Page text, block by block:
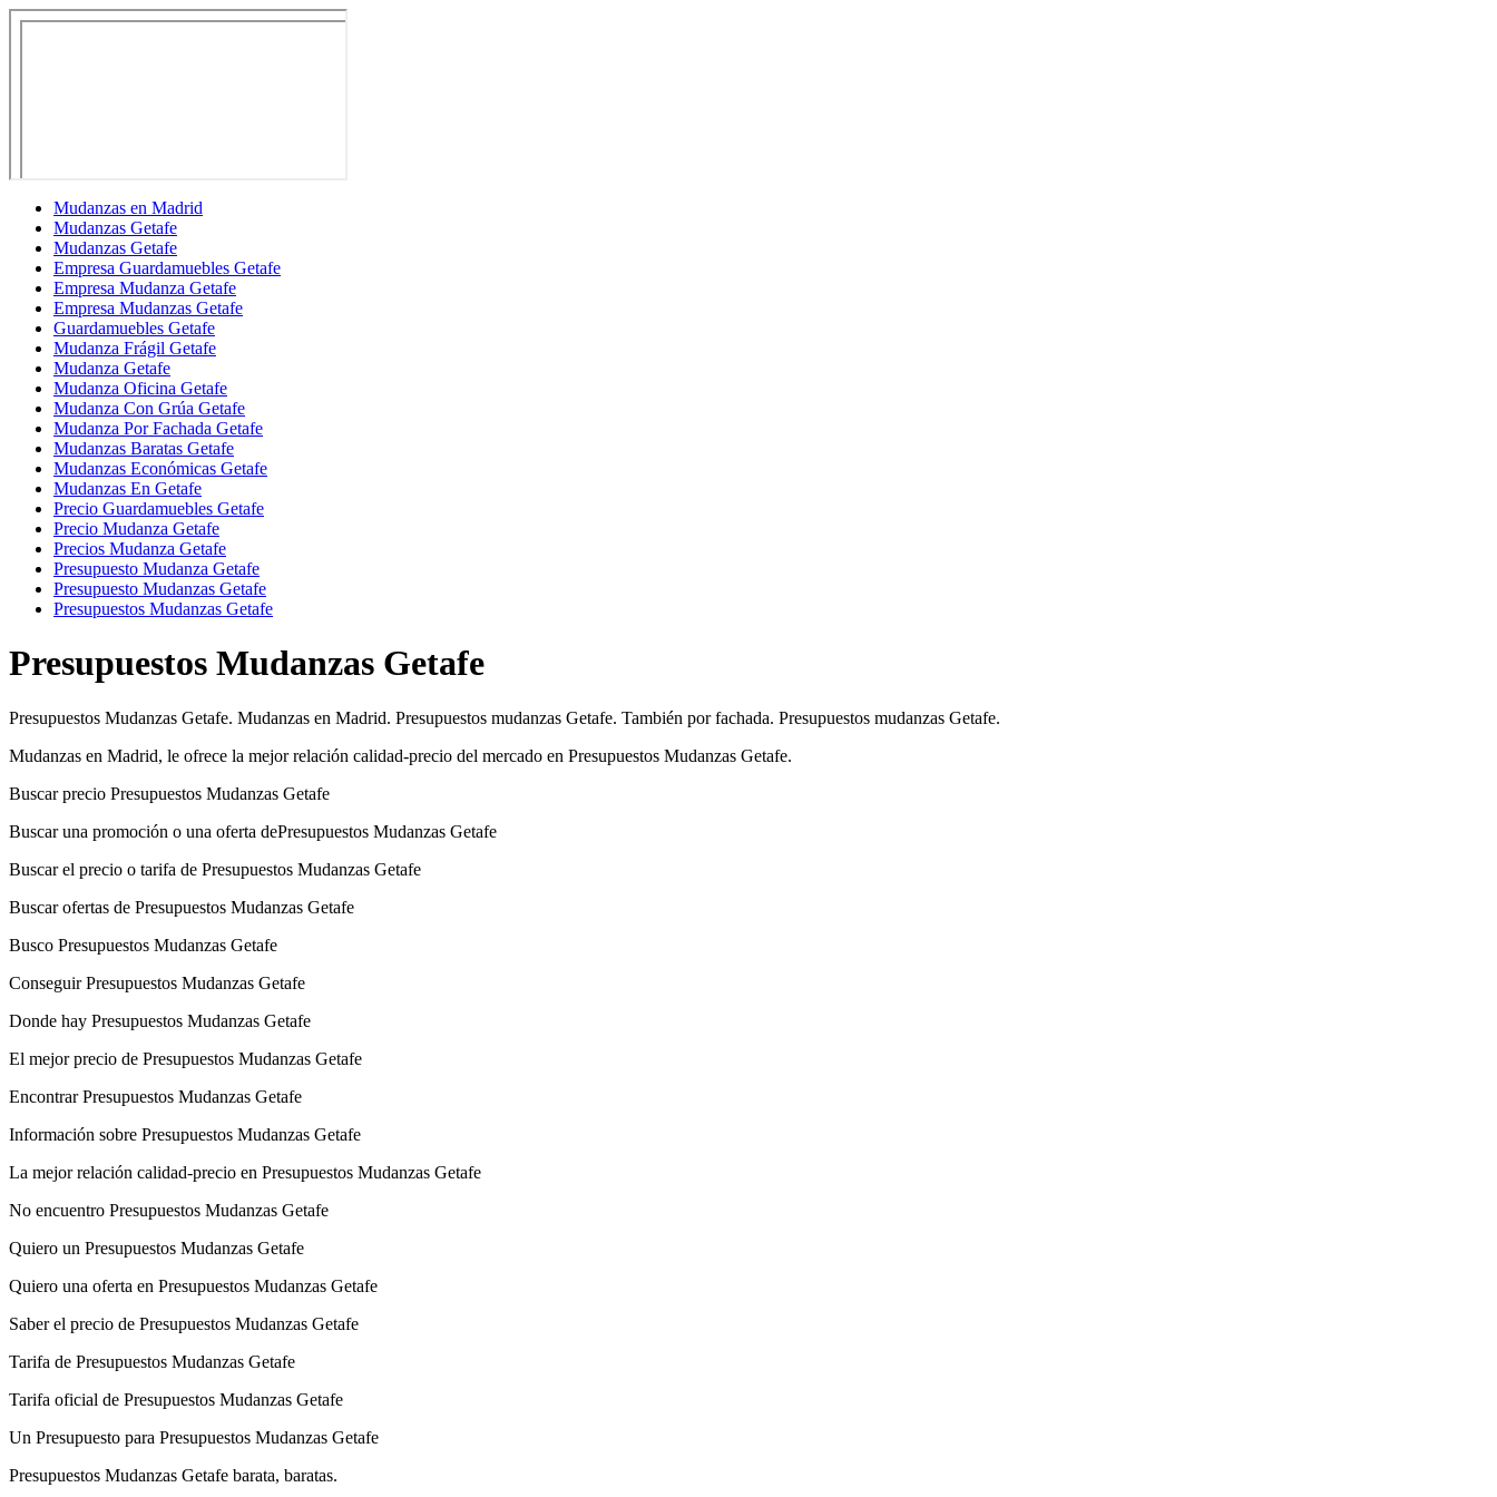
Mudanzas en Madrid
Mudanzas Getafe
Mudanzas Getafe
Empresa Guardamuebles Getafe
Empresa Mudanza Getafe
Empresa Mudanzas Getafe
Guardamuebles Getafe
Mudanza Frágil Getafe
Mudanza Getafe
Mudanza Oficina Getafe
Mudanza Con Grúa Getafe
Mudanza Por Fachada Getafe
Mudanzas Baratas Getafe
Mudanzas Económicas Getafe
Mudanzas En Getafe
Precio Guardamuebles Getafe
Precio Mudanza Getafe
Precios Mudanza Getafe
Presupuesto Mudanza Getafe
Presupuesto Mudanzas Getafe
Presupuestos Mudanzas Getafe
Presupuestos Mudanzas Getafe
Presupuestos Mudanzas Getafe. Mudanzas en Madrid. Presupuestos mudanzas Getafe. También por fachada. Presupuestos mudanzas Getafe.
Mudanzas en Madrid, le ofrece la mejor relación calidad-precio del mercado en Presupuestos Mudanzas Getafe.
Buscar precio Presupuestos Mudanzas Getafe
Buscar una promoción o una oferta dePresupuestos Mudanzas Getafe
Buscar el precio o tarifa de Presupuestos Mudanzas Getafe
Buscar ofertas de Presupuestos Mudanzas Getafe
Busco Presupuestos Mudanzas Getafe
Conseguir Presupuestos Mudanzas Getafe
Donde hay Presupuestos Mudanzas Getafe
El mejor precio de Presupuestos Mudanzas Getafe
Encontrar Presupuestos Mudanzas Getafe
Información sobre Presupuestos Mudanzas Getafe
La mejor relación calidad-precio en Presupuestos Mudanzas Getafe
No encuentro Presupuestos Mudanzas Getafe
Quiero un Presupuestos Mudanzas Getafe
Quiero una oferta en Presupuestos Mudanzas Getafe
Saber el precio de Presupuestos Mudanzas Getafe
Tarifa de Presupuestos Mudanzas Getafe
Tarifa oficial de Presupuestos Mudanzas Getafe
Un Presupuesto para Presupuestos Mudanzas Getafe
Presupuestos Mudanzas Getafe barata, baratas.